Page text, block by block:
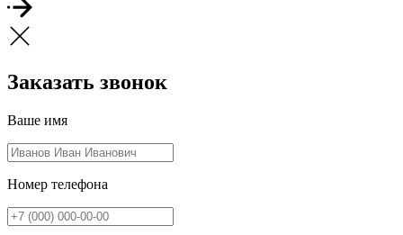
Заказать звонок
Ваше имя
Номер телефона